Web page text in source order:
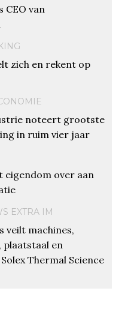
CEO van
zich en rekent op
noteert grootste
in ruim vier jaar
eigendom over aan
EXTRA IM
veilt machines,
plaatstaal en
Thermal Science